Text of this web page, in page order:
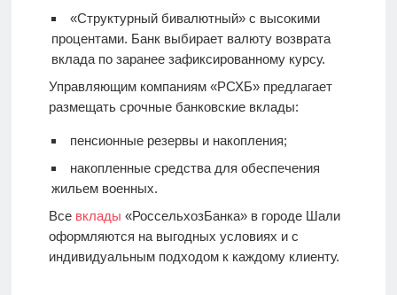
«Структурный бивалютный» с высокими
процентами. Банк выбирает валюту возврата
вклада по заранее зафиксированному курсу.
Управляющим компаниям «РСХБ» предлагает
размещать срочные банковские вклады:
пенсионные резервы и накопления;
накопленные средства для обеспечения
жильем военных.
Все вклады «РоссельхозБанка» в городе Шали
оформляются на выгодных условиях и с
индивидуальным подходом к каждому клиенту.